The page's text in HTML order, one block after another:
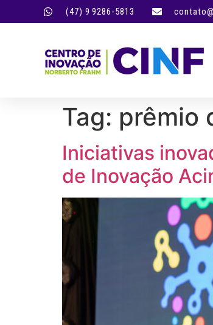
(47) 9 9286-5813
Tag: prêmio
Iniciativas
de Inovação